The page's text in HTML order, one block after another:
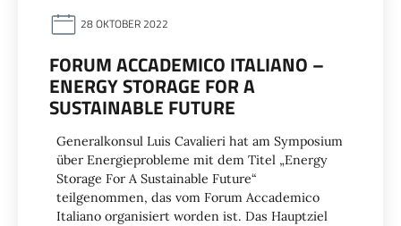
28 OKTOBER 2022
FORUM ACCADEMICO ITALIANO –
ENERGY STORAGE FOR A
SUSTAINABLE FUTURE
Generalkonsul Luis Cavalieri hat am Symposium
über Energieprobleme mit dem Titel „Energy
Storage For A Sustainable Future“
teilgenommen, das vom Forum Accademico
Italiano organisiert worden ist. Das Hauptziel